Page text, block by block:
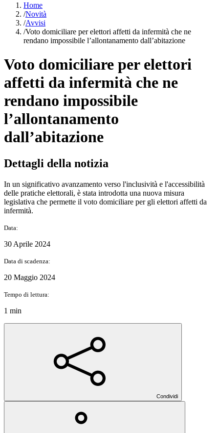
Home
/Novità
/Avvisi
/Voto domiciliare per elettori affetti da infermità che ne
rendano impossibile l’allontanamento dall’abitazione
Voto domiciliare per elettori
affetti da infermità che ne
rendano impossibile
l’allontanamento
dall’abitazione
Dettagli della notizia
In un significativo avanzamento verso l'inclusività e l'accessibilità
delle pratiche elettorali, è stata introdotta una nuova misura
legislativa che permette il voto domiciliare per gli elettori affetti da
infermità.
Data:
30 Aprile 2024
Data di scadenza:
20 Maggio 2024
Tempo di lettura:
1 min
Condividi